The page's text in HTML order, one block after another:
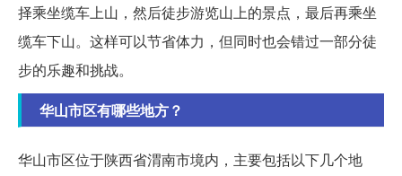
择乘坐缆车上山，然后徒步游览山上的景点，最后再乘坐
缆车下山。这样可以节省体力，但同时也会错过一部分徒
步的乐趣和挑战。
华山市区有哪些地方？
华山市区位于陕西省渭南市境内，主要包括以下几个地